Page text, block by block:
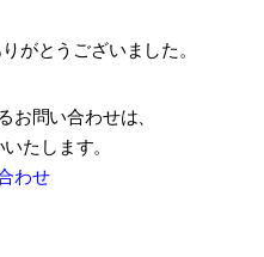
がとうございました。
お問い合わせは、
たします。
わせ